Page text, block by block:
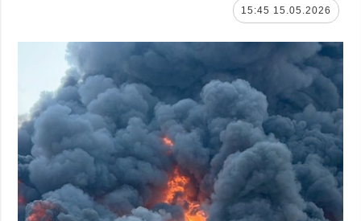
15.05.2026 15:45